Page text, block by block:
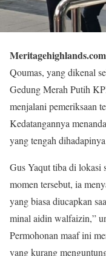
Meritagehighlands.com
Qoumas, yang dikenal
Gedung Merah Putih
menjalani pemeriksaan
Kedatangannya
yang tengah
Gus Yaqut tiba di lokasi
momen tersebut, ia
yang biasa diucapkan
minal aidin walfaizin,”
Permohonan maaf ini
yang kurang